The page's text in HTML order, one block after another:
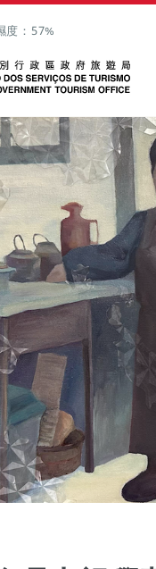
度： 57%
旅遊局